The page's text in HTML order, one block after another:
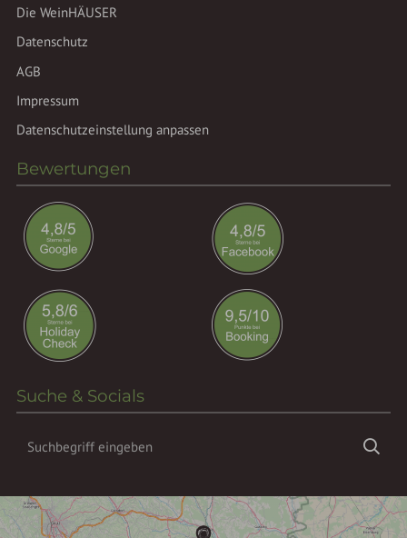
Die WeinHÄUSER
Datenschutz
AGB
Impressum
Datenschutzeinstellung anpassen
Bewertungen
Suche & Socials
Suchbegriff